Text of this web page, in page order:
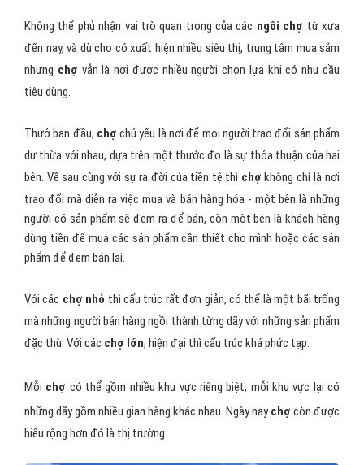
Không thể phủ nhận vai trò quan trong của các ngôi chợ từ xưa
đến nay, và dù cho có xuất hiện nhiều siêu thị, trung tâm mua sắm
nhưng chợ vẫn là nơi được nhiều người chọn lựa khi có nhu cầu
tiêu dùng.
Thưở ban đầu, chợ chủ yếu là nơi để mọi người trao đổi sản phẩm
dư thừa với nhau, dựa trên một thước đo là sự thỏa thuận của hai
bên. Về sau cùng với sự ra đời của tiền tệ thì chợ không chỉ là nơi
trao đổi mà diễn ra việc mua và bán hàng hóa - một bên là những
người có sản phẩm sẽ đem ra để bán, còn một bên là khách hàng
dùng tiền để mua các sản phẩm cần thiết cho mình hoặc các sản
phẩm để đem bán lại.
Với các chợ nhỏ thì cấu trúc rất đơn giản, có thể là một bãi trống
mà những người bán hàng ngồi thành từng dãy với những sản phẩm
đặc thù. Với các chợ lớn, hiện đại thì cấu trúc khá phức tạp.
Mỗi chợ có thể gồm nhiều khu vực riêng biệt, mỗi khu vực lại có
những dãy gồm nhiều gian hàng khác nhau. Ngày naychợ còn được
hiểu rộng hơn đó là thị trường.